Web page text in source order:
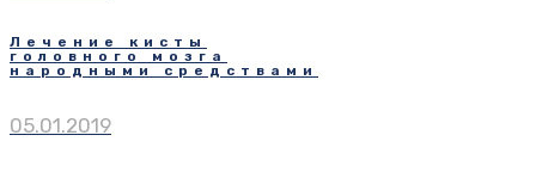
Лечение кисты
головного мозга
народными средствами
05.01.2019